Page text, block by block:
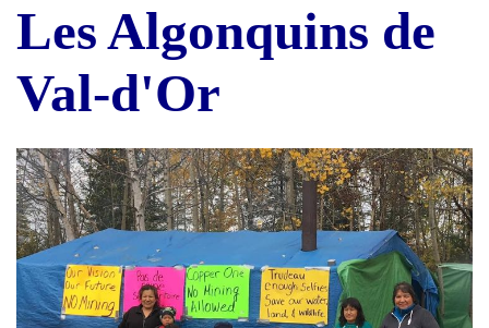
Les Algonquins de
Val-d'Or